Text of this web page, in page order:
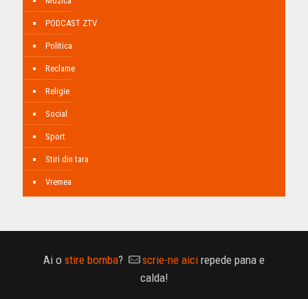
PODCAST ZTV
Politica
Reclame
Religie
Social
Sport
Stiri din tara
Vremea
Ai o stire bomba? scrie-ne aici repede pana e
calda!